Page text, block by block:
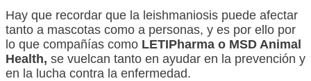
Hay que recordar que la leishmaniosis puede afectar
tanto a mascotas como a personas, y es por ello por
lo que compañías como LETIPharma o MSD Animal
Health, se vuelcan tanto en ayudar en la prevención y
en la lucha contra la enfermedad.